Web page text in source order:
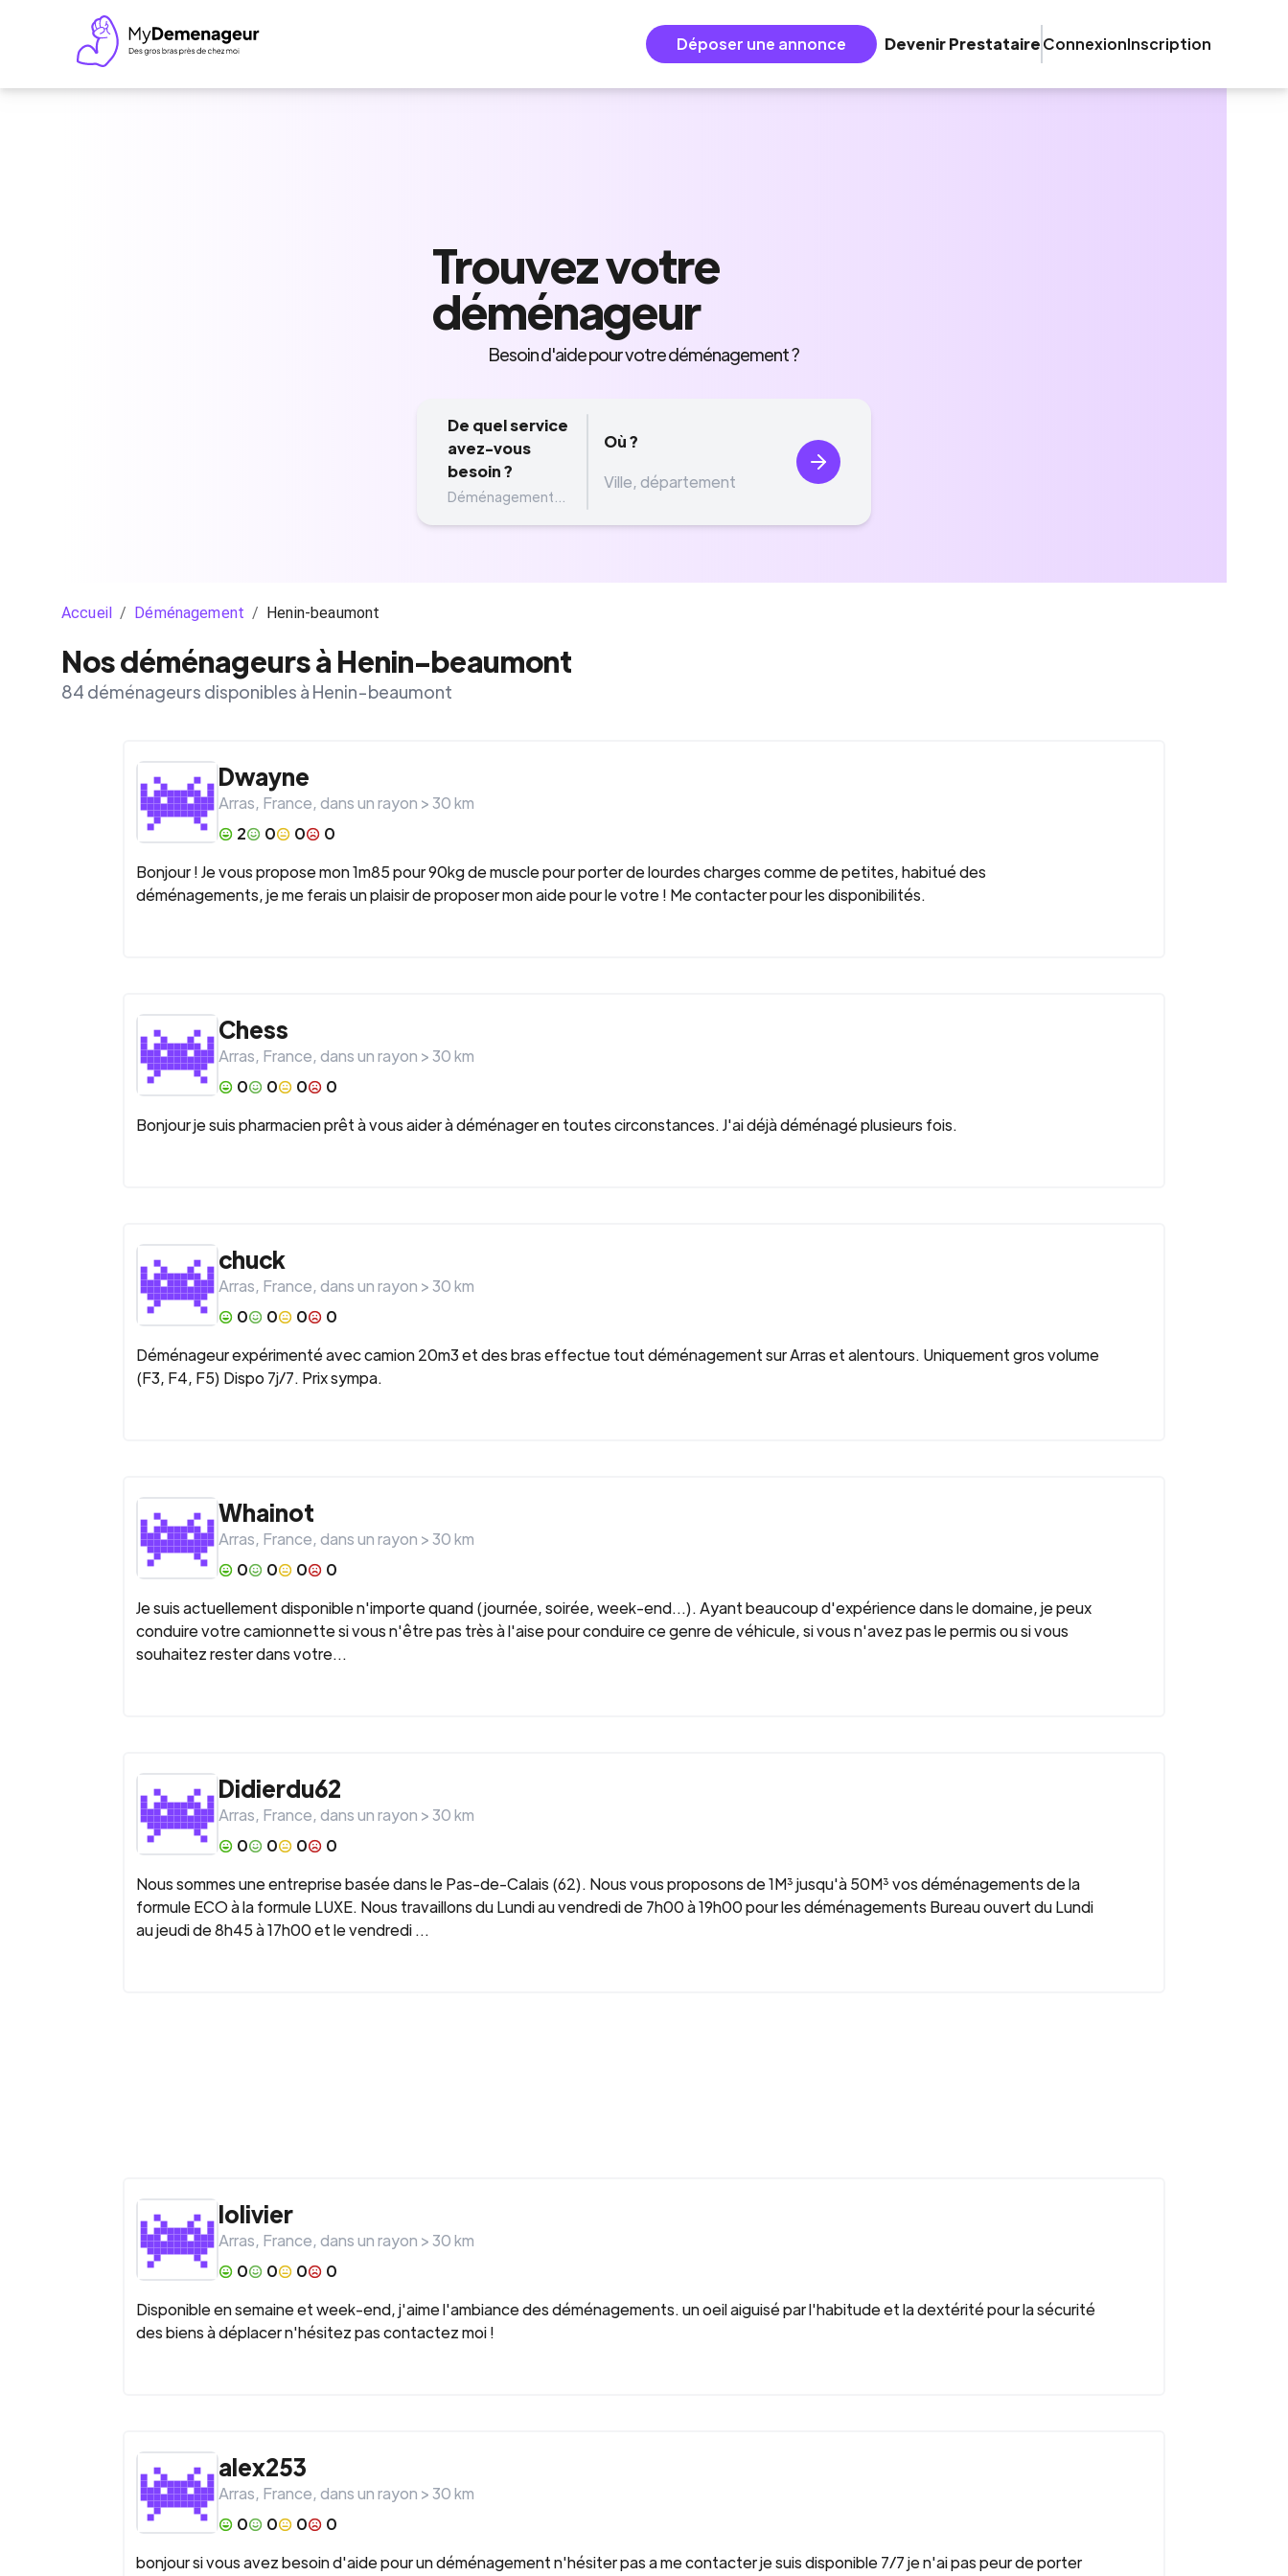
Déposer une annonce Devenir PrestataireConnexionInscription
Trouvezvotre
déménageur
Besoin d'aide pour votre déménagement ?
De quel service
avez-vous
besoin ?
Déménagement...
Où ?
Accueil / Déménagement / Henin-beaumont
Nos déménageurs à Henin-beaumont
84 déménageurs disponibles à Henin-beaumont
Dwayne
Arras, France, dans un rayon >30km
2
0 0
0
Bonjour ! Je vous propose mon 1m85 pour 90kg de muscle pour porter de lourdes charges comme de petites, habitué des
déménagements, je me ferais un plaisir de proposer mon aide pour le votre ! Me contacter pour les disponibilités.
Chess
Arras, France, dans un rayon >30km
0
0 0
0
Bonjour je suis pharmacien prêt à vous aider à déménager en toutes circonstances. J'ai déjà déménagé plusieurs fois.
chuck
Arras, France, dans un rayon >30km
0
0 0
0
Déménageur expérimenté avec camion 20m3 et des bras effectue tout déménagement sur Arras et alentours. Uniquement gros volume
(F3, F4, F5) Dispo 7j/7. Prix sympa.
Whainot
Arras, France, dans un rayon >30km
0
0 0
0
Je suis actuellement disponible n'importe quand (journée, soirée, week-end...). Ayant beaucoup d'expérience dans le domaine, je peux
conduire votre camionnette si vous n'être pas très à l'aise pour conduire ce genre de véhicule, si vous n'avez pas le permis ou si vous
souhaitez rester dans votre...
Didierdu62
Arras, France, dans un rayon >30km
0
0 0
0
Nous sommes une entreprise basée dans le Pas-de-Calais (62). Nous vous proposons de 1M³ jusqu'à 50M³ vos déménagements de la
formule ECO à la formule LUXE. Nous travaillons du Lundi au vendredi de 7h00 à 19h00 pour les déménagements Bureau ouvert du Lundi
au jeudi de 8h45 à 17h00 et le vendredi ...
lolivier
Arras, France, dans un rayon >30km
0
0 0
0
Disponible en semaine et week-end, j'aime l'ambiance des déménagements. un oeil aiguisé par l'habitude et la dextérité pour la sécurité
des biens à déplacer n'hésitez pas contactez moi !
alex253
Arras, France, dans un rayon >30km
0
0 0
0
bonjour si vous avez besoin d'aide pour un déménagement n'hésiter pas a me contacter je suis disponible 7/7 je n'ai pas peur de porter